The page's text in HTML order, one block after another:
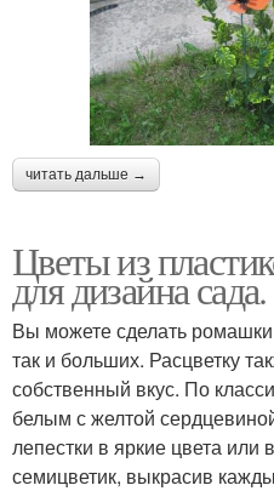
читать дальше →
Цветы из
для дизайна
Вы можете сделать
так и больших. Расцветку
собственный вкус. По
белым с желтой
лепестки в яркие цвета или
семицветик, выкрасив